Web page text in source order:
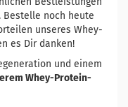
Bestelle noch heute
unseres Whey-
es Dir danken!
und einem
Whey-Protein-